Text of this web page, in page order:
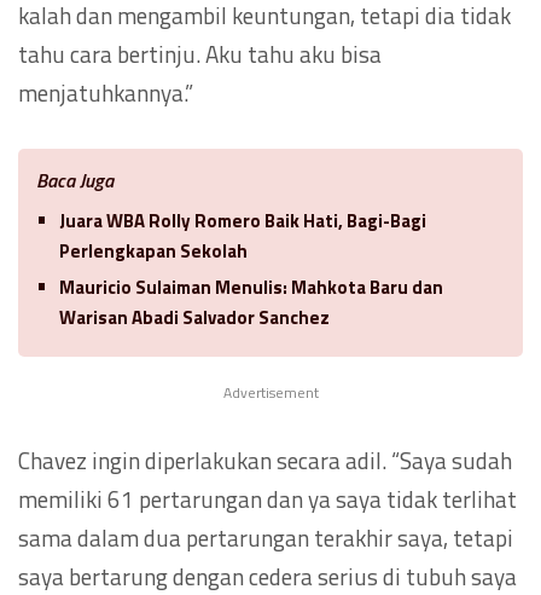
kalah dan mengambil keuntungan, tetapi dia tidak
tahu cara bertinju. Aku tahu aku bisa
menjatuhkannya.”
Baca Juga
Juara WBA Rolly Romero Baik Hati, Bagi-Bagi
Perlengkapan Sekolah
Mauricio Sulaiman Menulis: Mahkota Baru dan
Warisan Abadi Salvador Sanchez
Advertisement
Chavez ingin diperlakukan secara adil. “Saya sudah
memiliki 61 pertarungan dan ya saya tidak terlihat
sama dalam dua pertarungan terakhir saya, tetapi
saya bertarung dengan cedera serius di tubuh saya